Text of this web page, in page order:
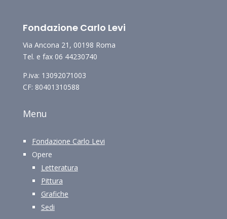
Fondazione Carlo Levi
Via Ancona 21, 00198 Roma
Tel. e fax 06 44230740
P.iva: 13092071003
CF: 80401310588
Menu
Fondazione Carlo Levi
Opere
Letteratura
Pittura
Grafiche
Sedi